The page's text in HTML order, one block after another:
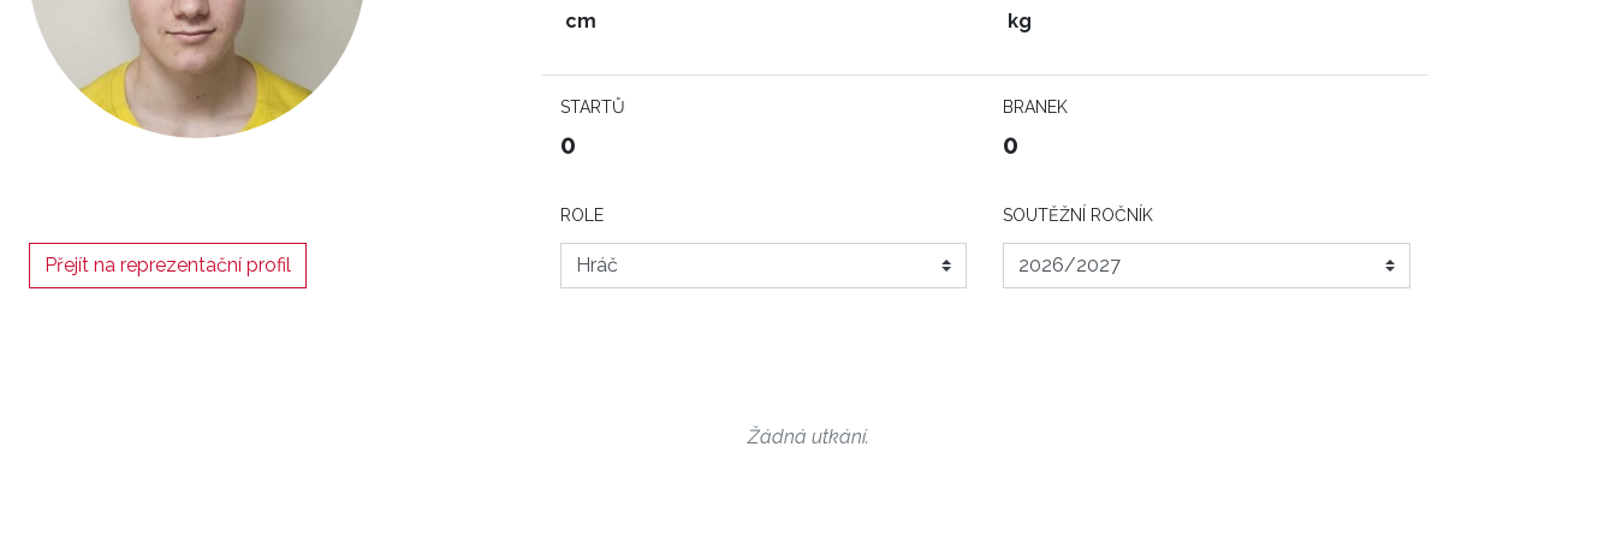
cm kg
STARTŮ
0
BRANEK
0
Přejít na reprezentační profil
ROLE SOUTĚŽNÍ ROČNÍK
Žádná utkání.